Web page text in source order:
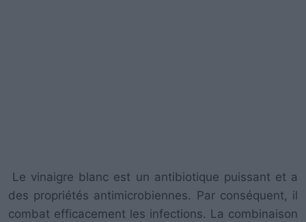
Le vinaigre blanc est un antibiotique puissant et a
des propriétés antimicrobiennes. Par conséquent, il
combat efficacement les infections. La combinaison